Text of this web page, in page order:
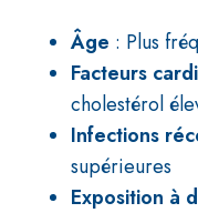
Âge : Plus
Facteurs
cholestérol
Infections
supérieures
Exposition à